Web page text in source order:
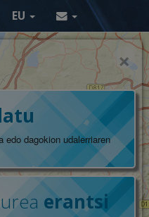
EU
edo dagokion udalerriaren
erantsi
×